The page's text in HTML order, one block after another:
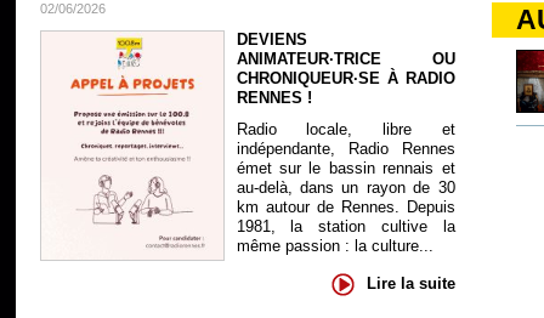
02/06/2026
DEVIENS
ANIMATEUR·TRICE OU
CHRONIQUEUR·SE À RADIO
RENNES !
Radio locale, libre et
indépendante, Radio Rennes
émet sur le bassin rennais et
au-delà, dans un rayon de 30
km autour de Rennes. Depuis
1981, la station cultive la
même passion : la culture...
Lire la suite